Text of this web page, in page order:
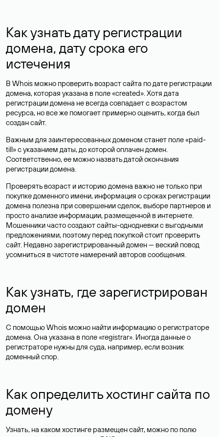
Как узнать дату регистрации
домена, дату срока его
истечения
В Whois можно проверить возраст сайта по дате регистрации
домена, которая указана в поле «created». Хотя дата
регистрации домена не всегда совпадает с возрастом
ресурса, но все же помогает примерно оценить, когда был
создан сайт.
Важным для заинтересованных доменом станет поле «paid-
till» с указанием даты, до которой оплачен домен.
Соответственно, ее можно назвать датой окончания
регистрации домена.
Проверять возраст и историю домена важно не только при
покупке доменного имени, информация о сроках регистрации
домена полезна при совершении сделок, выборе партнеров и
просто анализе информации, размещенной в интернете.
Мошенники часто создают сайты-однодневки с выгодными
предложениями, поэтому перед покупкой стоит проверить
сайт. Недавно зарегистрированный домен — веский повод
усомниться в чистоте намерений авторов сообщения.
Как узнать, где зарегистрирован
домен
С помощью Whois можно найти информацию о регистраторе
домена. Она указана в поле «registrar». Иногда данные о
регистраторе нужны для суда, например, если возник
доменный спор.
Как определить хостинг сайта по
домену
Узнать, на каком хостинге размещен сайт, можно по полю